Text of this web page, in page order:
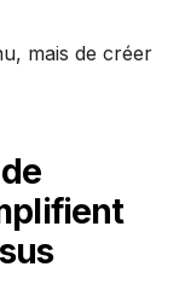
mais de créer